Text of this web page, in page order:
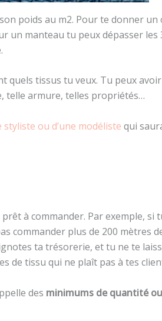
poids au m2. Pour te donner un
manteau tu peux dépasser les
quels tissus tu veux. Tu peux
telle armure, telles propriétés…
styliste ou d’une modéliste qui
à commander. Par exemple, si
commander plus de 200 mètres
ta trésorerie, et tu ne te
de tissu qui ne plaît pas à tes
des minimums de quantité